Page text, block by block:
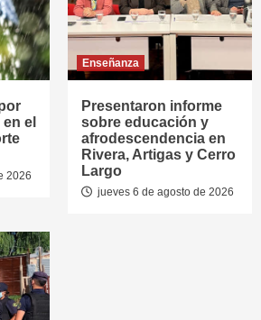
el
2026
Enseñanza
Presentaron informe
sobre educación y
afrodescendencia en
Rivera, Artigas y Cerro
Largo
jueves 6 de agosto de 2026